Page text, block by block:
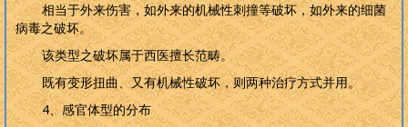
相当于外来伤害，如外来的机械性刺撞等破坏，如外来的细菌
病毒之破坏。
该类型之破坏属于西医擅长范畴。
既有变形扭曲、又有机械性破坏，则两种治疗方式并用。
4、感官体型的分布